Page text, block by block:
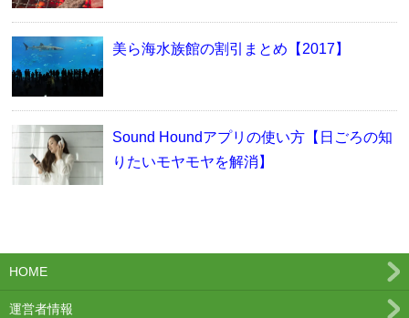
美ら海水族館の割引まとめ【2017】
Sound Houndアプリの使い方【日ごろの知
りたいモヤモヤを解消】
HOME
運営者情報